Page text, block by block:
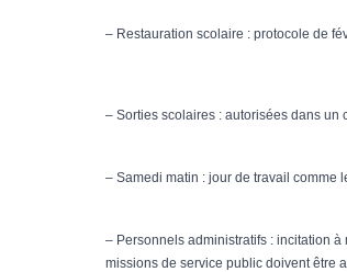
– Restauration scolaire : protocole de
– Sorties scolaires : autorisées dans
– Samedi matin : jour de travail comme
– Personnels administratifs : incitation
missions de service public doivent être